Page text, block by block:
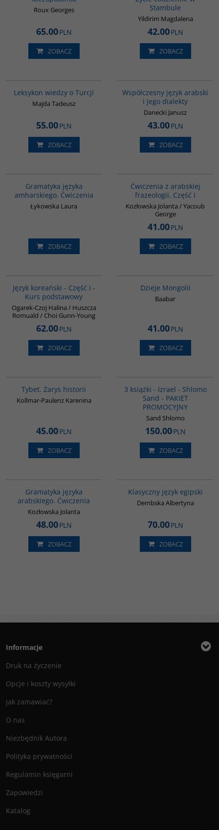
Roux Georges
65.00PLN
ZOBACZ
Stambule
Yildirim Magdalena
42.00PLN
ZOBACZ
Leksykon wiedzy o Turcji
Majda Tadeusz
55.00PLN
ZOBACZ
Współczesny język arabski
i jego dialekty
Danecki Janusz
43.00PLN
ZOBACZ
Gramatyka języka
amharskiego. Ćwiczenia
Łykowska Laura
ZOBACZ
Ćwiczenia z arabskiej
frazeologii. Część I
Kozłowska Jolanta / Yacoub
George
41.00PLN
ZOBACZ
Język koreański - Część I -
Kurs podstawowy
Ogarek-Czoj Halina / Huszcza
Romuald / Choi Gunn-Young
62.00PLN
ZOBACZ
Dzieje Mongolii
Baabar
41.00PLN
ZOBACZ
Tybet. Zarys historii
Kollmar-Paulenz Karenina
45.00PLN
ZOBACZ
3 książki - Izrael - Shlomo
Sand - PAKIET
PROMOCYJNY
Sand Shlomo
150.00PLN
ZOBACZ
Gramatyka języka
arabskiego. Ćwiczenia
Kozłowska Jolanta
48.00PLN
ZOBACZ
Klasyczny język egipski
Dembska Albertyna
70.00PLN
ZOBACZ
Informacje
Druk na życzenie
Opcje i koszty wysyłki
Jak zamawiać?
O nas
Niezbędnik Autora
Polityka prywatności
Regulamin księgarni
Zapowiedzi
Katalog